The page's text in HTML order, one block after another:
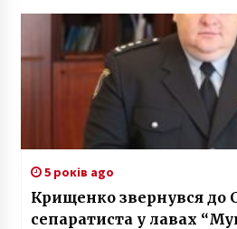
5 років ago
Крищенко звернувся до
сепаратиста у лавах